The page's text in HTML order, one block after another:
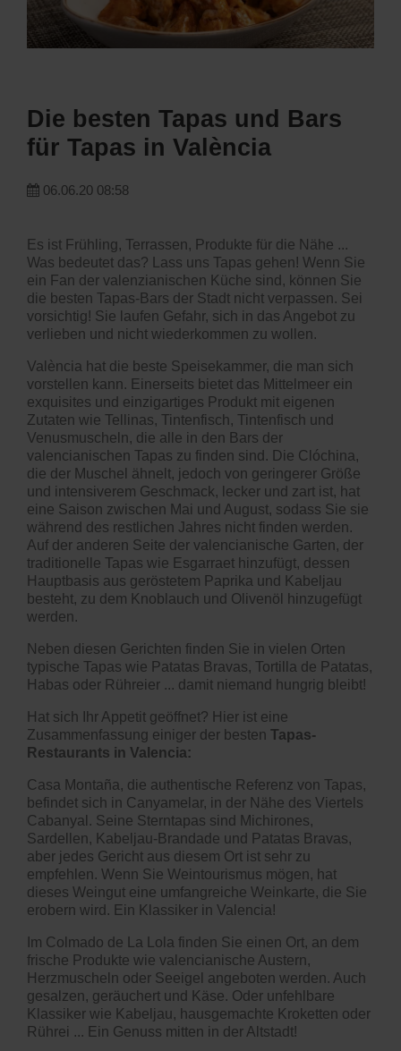
Die besten Tapas und Bars
für Tapas in València
06.06.20 08:58
Es ist Frühling, Terrassen, Produkte für die Nähe ...
Was bedeutet das? Lass uns Tapas gehen! Wenn Sie
ein Fan der valenzianischen Küche sind, können Sie
die besten Tapas-Bars der Stadt nicht verpassen. Sei
vorsichtig! Sie laufen Gefahr, sich in das Angebot zu
verlieben und nicht wiederkommen zu wollen.
València hat die beste Speisekammer, die man sich
vorstellen kann. Einerseits bietet das Mittelmeer ein
exquisites und einzigartiges Produkt mit eigenen
Zutaten wie Tellinas, Tintenfisch, Tintenfisch und
Venusmuscheln, die alle in den Bars der
valencianischen Tapas zu finden sind. Die Clóchina,
die der Muschel ähnelt, jedoch von geringerer Größe
und intensiverem Geschmack, lecker und zart ist, hat
eine Saison zwischen Mai und August, sodass Sie sie
während des restlichen Jahres nicht finden werden.
Auf der anderen Seite der valencianische Garten, der
traditionelle Tapas wie Esgarraet hinzufügt, dessen
Hauptbasis aus geröstetem Paprika und Kabeljau
besteht, zu dem Knoblauch und Olivenöl hinzugefügt
werden.
Neben diesen Gerichten finden Sie in vielen Orten
typische Tapas wie Patatas Bravas, Tortilla de Patatas,
Habas oder Rühreier ... damit niemand hungrig bleibt!
Hat sich Ihr Appetit geöffnet? Hier ist eine
Zusammenfassung einiger der besten Tapas-
Restaurants in Valencia:
Casa Montaña, die authentische Referenz von Tapas,
befindet sich in Canyamelar, in der Nähe des Viertels
Cabanyal. Seine Sterntapas sind Michirones,
Sardellen, Kabeljau-Brandade und Patatas Bravas,
aber jedes Gericht aus diesem Ort ist sehr zu
empfehlen. Wenn Sie Weintourismus mögen, hat
dieses Weingut eine umfangreiche Weinkarte, die Sie
erobern wird. Ein Klassiker in Valencia!
Im Colmado de La Lola finden Sie einen Ort, an dem
frische Produkte wie valencianische Austern,
Herzmuscheln oder Seeigel angeboten werden. Auch
gesalzen, geräuchert und Käse. Oder unfehlbare
Klassiker wie Kabeljau, hausgemachte Kroketten oder
Rührei ... Ein Genuss mitten in der Altstadt!